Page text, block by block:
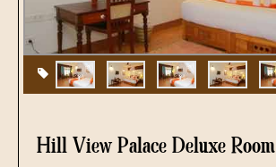
Hill View Palace Deluxe Room